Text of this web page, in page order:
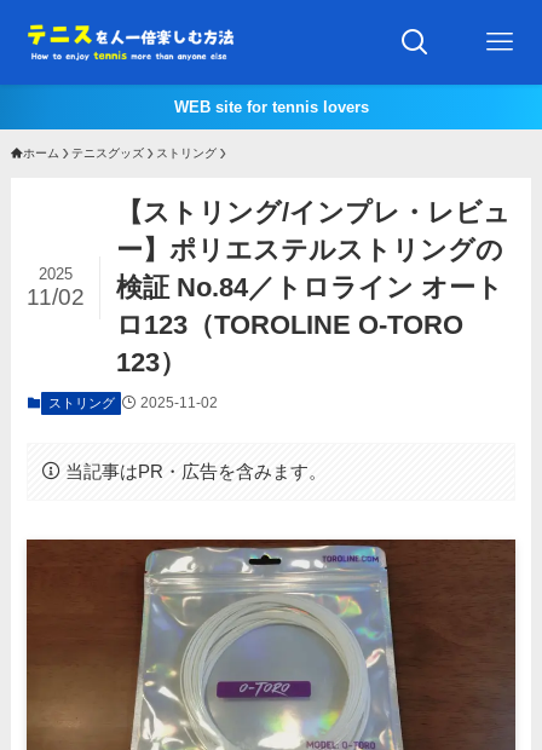
WEB site for tennis lovers
ホーム テニスグッズ ストリング
【ストリング/インプレ・レビュ
ー】ポリエステルストリングの
検証 No.84／トロライン オート
ロ123（TOROLINE O-TORO
123）
2025
11/02
ストリング 2025-11-02
当記事はPR・広告を含みます。